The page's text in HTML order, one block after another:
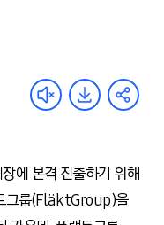
에 본격 진출하기 위해
그룹(FläktGroup)을